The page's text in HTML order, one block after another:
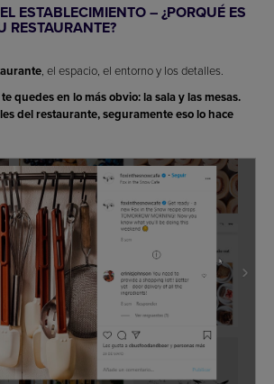
ESTABLECIMIENTO – ¿PORQUÉ ES
RESTAURANTE?
, el espacio, el entorno y los detalles.
quedes en lo más obvio: la sala y las mesas.
del restaurante, seguramente eso lo hace